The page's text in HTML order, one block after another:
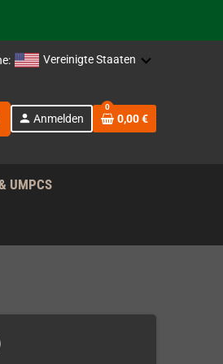
Vereinigte Staaten
person Anmelden
0
0,00 €
UMPCS